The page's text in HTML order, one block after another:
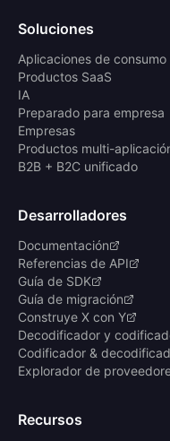
Soluciones
Aplicaciones de consumo
Productos SaaS
IA
Preparado para empresa
Empresas
Productos multi-
B2B + B2C unificado
Desarrolladores
Documentación
Referencias de API
Guía de SDK
Guía de migración
Construye X con Y
Decodificador y
Codificador &
Explorador de
Recursos